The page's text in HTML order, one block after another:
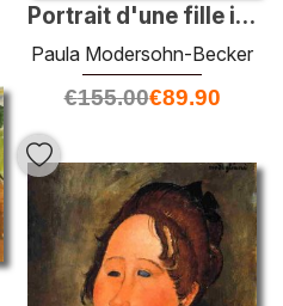
Portrait d'une fille italienne d'environ 12 ans
Paula Modersohn-Becker
€155.00€89.90